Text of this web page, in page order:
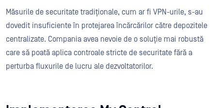
Măsurile de securitate tradiționale, cum ar fi VPN-urile, s-au
dovedit insuficiente în protejarea încărcărilor către depozitele
centralizate. Compania avea nevoie de o soluție mai robustă
care să poată aplica controale stricte de securitate fără a
perturba fluxurile de lucru ale dezvoltatorilor.